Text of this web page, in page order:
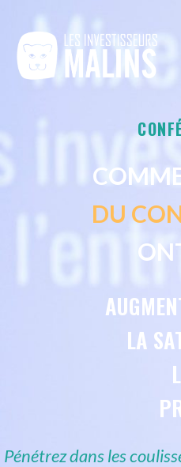
DU
LA
Pénétrez dans les